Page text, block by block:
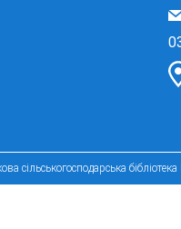
сільськогосподарська